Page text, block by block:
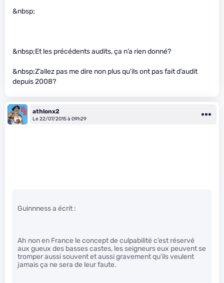
&nbsp;
&nbsp;Et les précédents audits, ça n’a rien donné?
&nbsp;Z’allez pas me dire non plus qu’ils ont pas fait d’audit
depuis 2008?
athlonx2
Le 22/07/2015 à 09h29
Guinnness a écrit :
Ah non en France le concept de culpabilité c’est réservé
aux gueux des basses castes, les seigneurs eux peuvent se
tromper aussi souvent et aussi gravement qu’ils veulent
jamais ça ne sera de leur faute.